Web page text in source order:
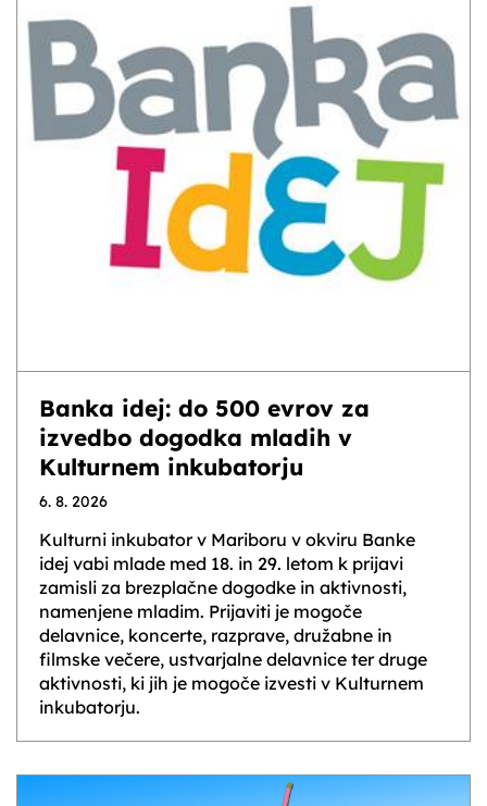
Banka idej: do 500 evrov za
izvedbo dogodka mladih v
Kulturnem inkubatorju
6. 8. 2026
Kulturni inkubator v Mariboru v okviru Banke
idej vabi mlade med 18. in 29. letom k prijavi
zamisli za brezplačne dogodke in aktivnosti,
namenjene mladim. Prijaviti je mogoče
delavnice, koncerte, razprave, družabne in
filmske večere, ustvarjalne delavnice ter druge
aktivnosti, ki jih je mogoče izvesti v Kulturnem
inkubatorju.